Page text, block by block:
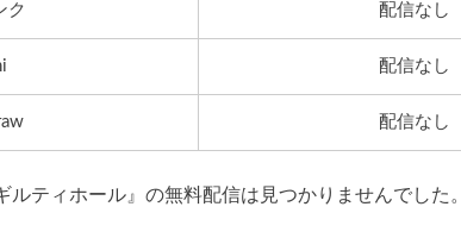
ク 配信なし
配信なし
配信なし
ティホール』の無料配信は見つかりませんでした。